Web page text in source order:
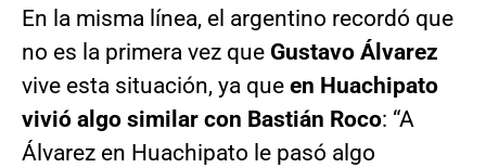
En la misma línea, el argentino recordó que
no es la primera vez que Gustavo Álvarez
vive esta situación, ya que en Huachipato
vivió algo similar con Bastián Roco: “A
Álvarez en Huachipato le pasó algo